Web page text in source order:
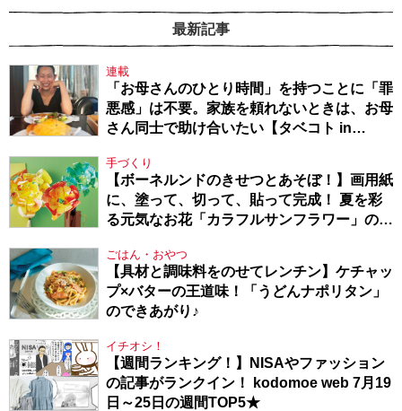
最新記事
連載
「お母さんのひとり時間」を持つことに「罪
悪感」は不要。家族を頼れないときは、お母
さん同士で助け合いたい【タベコト in
手づくり
【ボーネルンドのきせつとあそぼ！】画用紙
に、塗って、切って、貼って完成！ 夏を彩
る元気なお花「カラフルサンフラワー」の作
ごはん・おやつ
【具材と調味料をのせてレンチン】ケチャッ
プ×バターの王道味！「うどんナポリタン」
のできあがり♪
イチオシ！
【週間ランキング！】NISAやファッション
の記事がランクイン！ kodomoe web 7月19
日～25日の週間TOP5★